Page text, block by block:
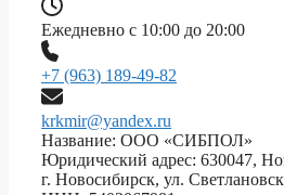
Ежедневно с 10:00 до 20:00
+7 (963) 189-49-82
krkmir@yandex.ru
Название: ООО «СИБПОЛ»
Юридический адрес: 630047,
г. Новосибирск, ул.